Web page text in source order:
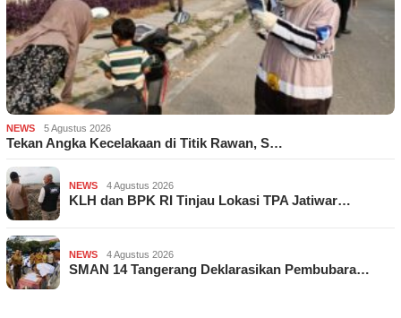
NEWS 5 Agustus 2026
Tekan Angka Kecelakaan di Titik Rawan, S…
NEWS 4 Agustus 2026
KLH dan BPK RI Tinjau Lokasi TPA Jatiwar…
NEWS 4 Agustus 2026
SMAN 14 Tangerang Deklarasikan Pembubara…